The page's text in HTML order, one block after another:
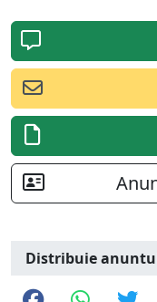
Distribuie